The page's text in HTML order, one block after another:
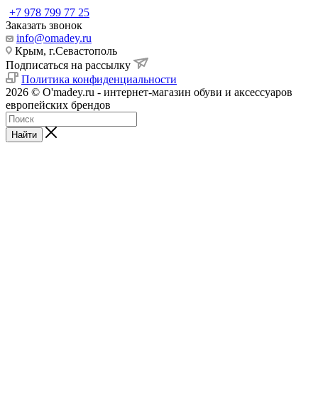
+7 978 799 77 25
Заказать звонок
info@omadey.ru
Крым, г.Севастополь
Подписаться на рассылку
Политика конфиденциальности
2026 © O'madey.ru - интернет-магазин обуви и аксессуаров
европейских брендов
Найти